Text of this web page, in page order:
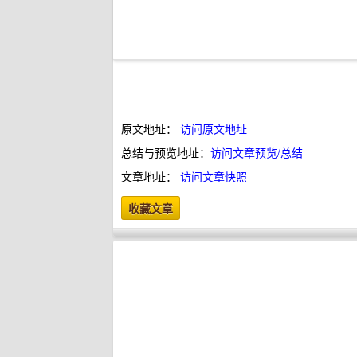
原文地址： 访问原文地址
总结与预览地址： 访问文章预览/总结
文章地址： 访问文章快照